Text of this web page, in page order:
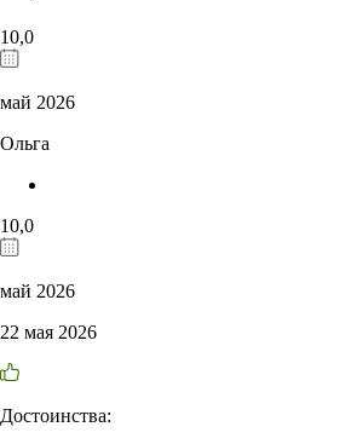
10,0
май 2026
Ольга
10,0
май 2026
22 мая 2026
Достоинства: